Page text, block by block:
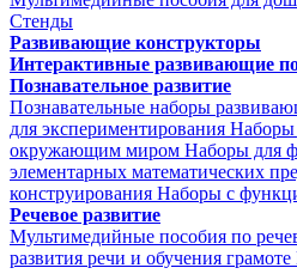
Стенды
Развивающие конструкторы
Интерактивные развивающие
Познавательное развитие
Познавательные наборы
для экспериментирования Наборы
окружающим миром Наборы для
элементарных математических
конструирования Наборы с
Речевое развитие
Мультимедийные пособия по
развития речи и обучения грамоте